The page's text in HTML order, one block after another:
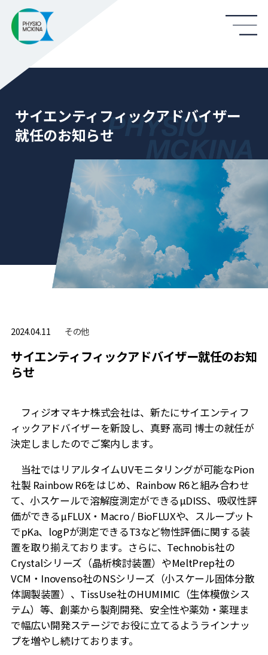
サイエンティフィックアドバイザー
就任のお知らせ
2024.04.11 その他
サイエンティフィックアドバイザー就任のお知
らせ
フィジオマキナ株式会社は、新たにサイエンティフ
ィックアドバイザーを新設し、真野 高司 博士の就任が
決定しましたのでご案内します。
当社ではリアルタイムUVモニタリングが可能なPion
社製 Rainbow R6をはじめ、Rainbow R6と組み合わせ
て、小スケールで溶解度測定ができるµDISS、吸収性評
価ができるµFLUX・Macro / BioFLUXや、スループット
でpKa、logPが測定できるT3など物性評価に関する装
置を取り揃えております。さらに、Technobis社の
Crystalシリーズ（晶析検討装置）やMeltPrep社の
VCM・Inovenso社のNSシリーズ（小スケール固体分散
体調製装置）、TissUse社のHUMIMIC（生体模倣シス
テム）等、創薬から製剤開発、安全性や薬効・薬理ま
で幅広い開発ステージでお役に立てるようラインナッ
プを増やし続けております。